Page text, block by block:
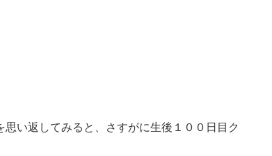
い返してみると、さすがに生後１００日目ク